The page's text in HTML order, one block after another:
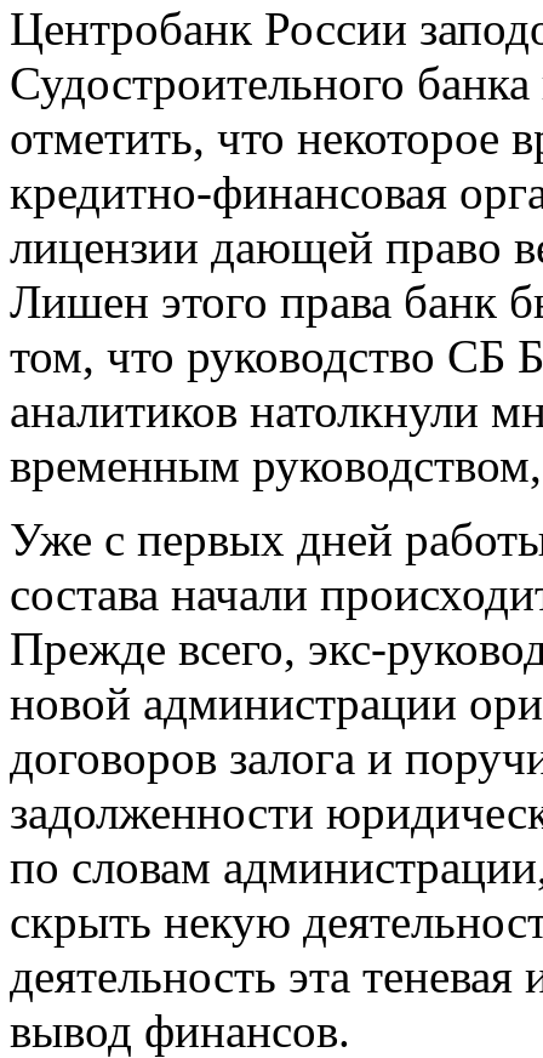
Центробанк России
Судостроительного
отметить, что некоторое
кредитно-финансовая
лицензии дающей право
Лишен этого права банк
том, что руководство СБ
аналитиков натолкнули
временным
Уже с первых дней
состава начали
Прежде всего, экс-
новой администрации
договоров залога и
задолженности
по словам
скрыть некую
деятельность эта
вывод финансов.